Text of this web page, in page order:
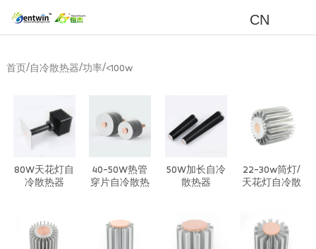
CN
首页/ 自冷散热器/功率/<100w
80W天花灯自
冷散热器
40-50W热管
穿片自冷散热
50W加长自冷
散热器
22-30w筒灯/
天花灯自冷散